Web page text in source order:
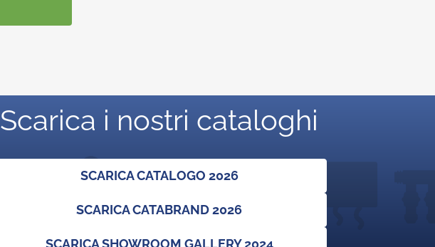
Scarica i nostri cataloghi
SCARICA CATALOGO 2026
SCARICA CATABRAND 2026
SCARICA SHOWROOM GALLERY 2024